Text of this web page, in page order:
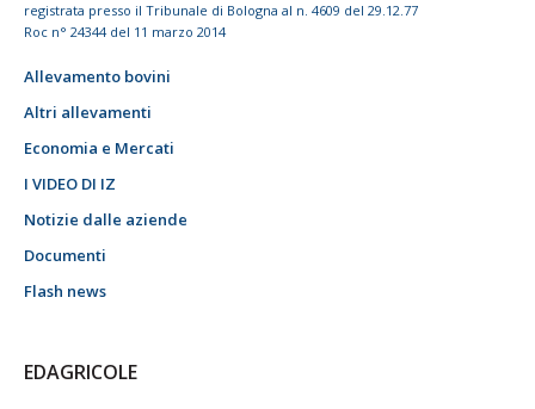
registrata presso il Tribunale di Bologna al n. 4609 del 29.12.77
Roc n° 24344 del 11 marzo 2014
Allevamento bovini
Altri allevamenti
Economia e Mercati
I VIDEO DI IZ
Notizie dalle aziende
Documenti
Flash news
EDAGRICOLE